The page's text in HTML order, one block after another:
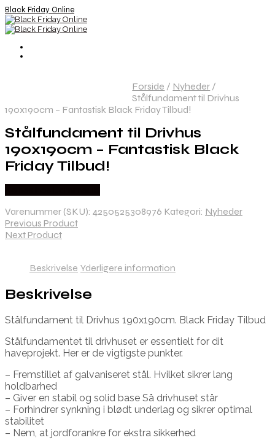
Black Friday Online
Forside / Nyheder /
Stålfundament til Drivhus
190x190cm – Fantastisk Black Friday Tilbud!
Stålfundament til Drivhus
190x190cm – Fantastisk Black
Friday Tilbud!
Varenummer (SKU): 4250525308976 Kategori: Nyheder
Previous Product
Next Product
Beskrivelse Yderligere information
Beskrivelse
Stålfundament til Drivhus 190x190cm. Black Friday Tilbud
Stålfundamentet til drivhuset er essentielt for dit
haveprojekt. Her er de vigtigste punkter.
– Fremstillet af galvaniseret stål. Hvilket sikrer lang
holdbarhed
– Giver en stabil og solid base Så drivhuset står
– Forhindrer synkning i blødt underlag og sikrer optimal
stabilitet
– Nem, at jordforankre for ekstra sikkerhed